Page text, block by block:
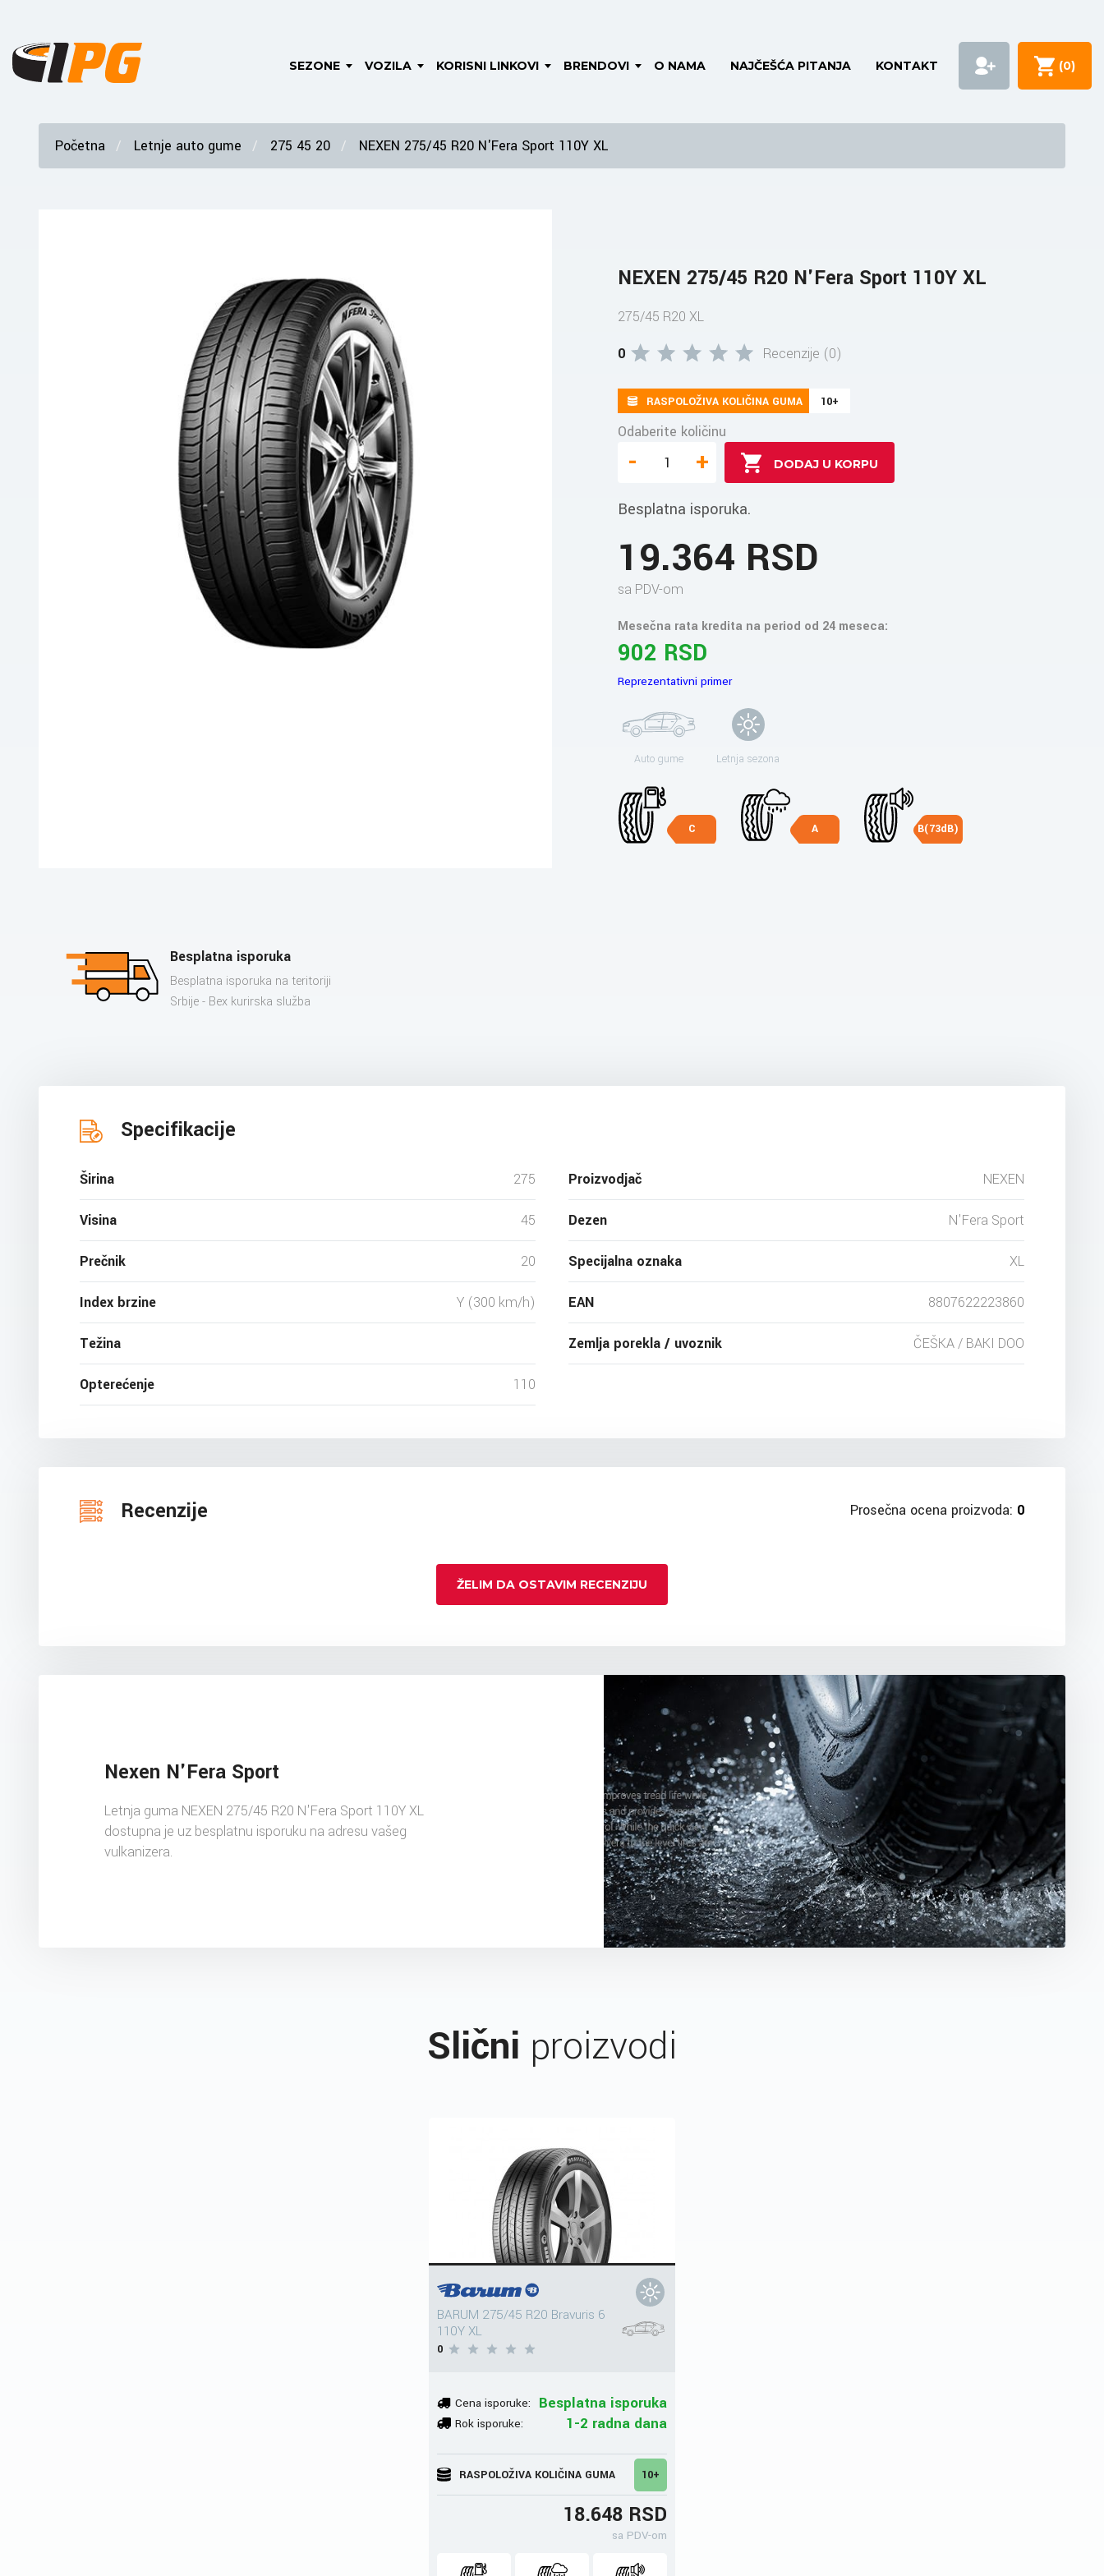
SEZONE VOZILA KORISNI LINKOVI BRENDOVI O NAMA NAJČEŠĆA PITANJA KONTAKT (0)
Početna Letnje auto gume 275 45 20 NEXEN 275/45 R20 N'Fera Sport 110Y XL
NEXEN 275/45 R20 N'Fera Sport 110Y XL
275/45 R20 XL
0
Recenzije (0)
RASPOLOŽIVA KOLIČINA GUMA 10+
Odaberite količinu
- +
Besplatna isporuka.
19.364 RSD
sa PDV-om
Mesečna rata kredita na period od 24 meseca:
902 RSD
Reprezentativni primer
Auto gume Letnja sezona
C A B(73dB)
Besplatna isporuka
Besplatna isporuka na teritoriji
Srbije - Bex kurirska služba
Specifikacije
Širina 275
Visina 45
Prečnik 20
Index brzine Y (300 km/h)
Težina
Opterećenje 110
Proizvodjač NEXEN
Dezen N'Fera Sport
Specijalna oznaka XL
EAN 8807622223860
Zemlja porekla / uvoznik ČEŠKA / BAKI DOO
Recenzije Prosečna ocena proizvoda: 0
ŽELIM DA OSTAVIM RECENZIJU
Nexen N'Fera Sport
Letnja guma NEXEN 275/45 R20 N'Fera Sport 110Y XL
dostupna je uz besplatnu isporuku na adresu vašeg
vulkanizera.
Slični proizvodi
BARUM 275/45 R20 Bravuris 6
110Y XL
0
Cena isporuke: Besplatna isporuka
Rok isporuke: 1-2 radna dana
RASPOLOŽIVA KOLIČINA GUMA 10+
18.648 RSD
sa PDV-om